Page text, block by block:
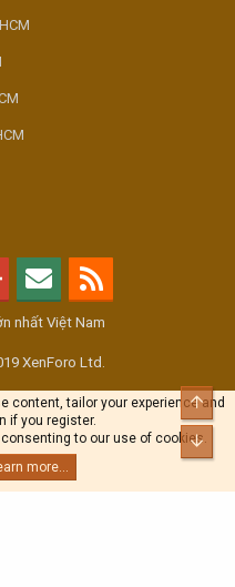
nhất Việt Nam
XenForo Ltd.
content, tailor your experience and
if you register.
to our use of cookies.
more...
Top